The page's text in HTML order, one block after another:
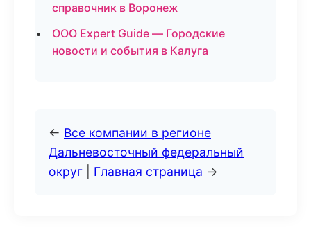
справочник в Воронеж
ООО Expert Guide — Городские
новости и события в Калуга
← Все компании в регионе
Дальневосточный федеральный
округ
Главная страница →